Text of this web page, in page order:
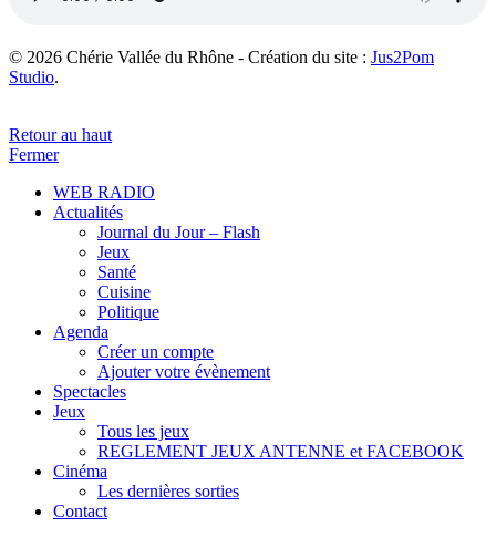
© 2026 Chérie Vallée du Rhône - Création du site : Jus2Pom
Studio.
Retour au haut
Fermer
WEB RADIO
Actualités
Journal du Jour – Flash
Jeux
Santé
Cuisine
Politique
Agenda
Créer un compte
Ajouter votre évènement
Spectacles
Jeux
Tous les jeux
REGLEMENT JEUX ANTENNE et FACEBOOK
Cinéma
Les dernières sorties
Contact